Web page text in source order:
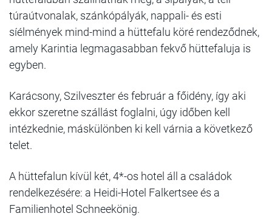
túraútvonalak, szánkópályák, nappali- és esti
síélmények mind-mind a hüttefalu köré rendeződnek,
amely Karintia legmagasabban fekvő hüttefaluja is
egyben.
Karácsony, Szilveszter és február a főidény, így aki
ekkor szeretne szállást foglalni, úgy időben kell
intézkednie, máskülönben ki kell várnia a következő
telet.
A hüttefalun kívül két, 4*-os hotel áll a családok
rendelkezésére: a Heidi-Hotel Falkertsee és a
Familienhotel Schneekönig.